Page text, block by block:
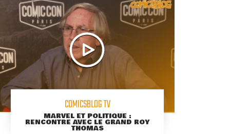
COMICSBLOG TV
MARVEL ET POLITIQUE :
RENCONTRE AVEC LE GRAND ROY
THOMAS